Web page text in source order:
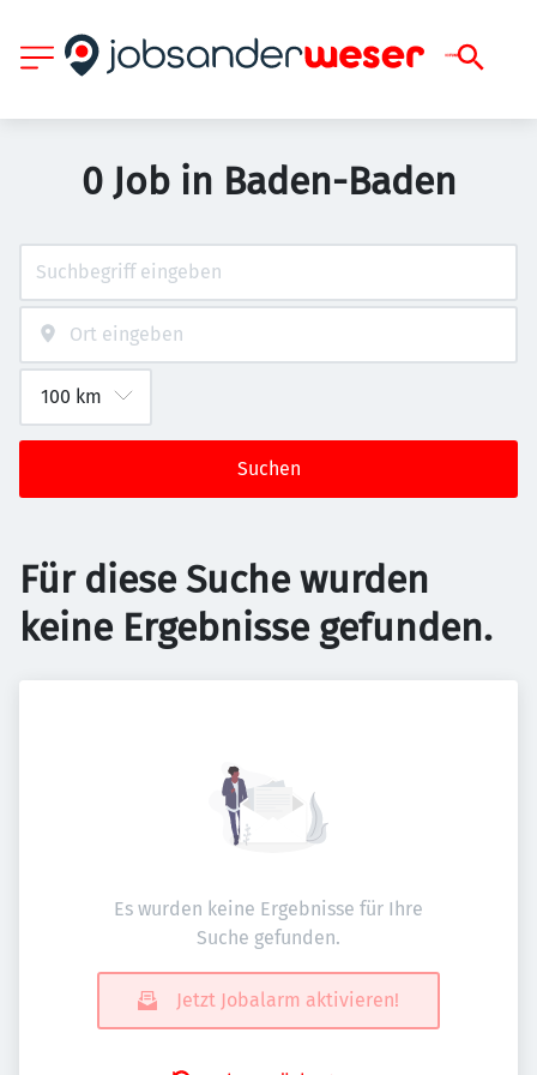
0 Job in Baden-Baden
Suchen
Für diese Suche wurden
keine Ergebnisse gefunden.
Es wurden keine Ergebnisse für Ihre
Suche gefunden.
Jetzt Jobalarm aktivieren!